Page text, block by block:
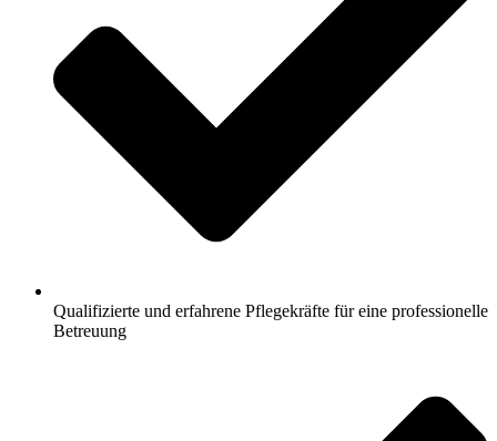
Qualifizierte und erfahrene Pflegekräfte für eine professionelle
Betreuung